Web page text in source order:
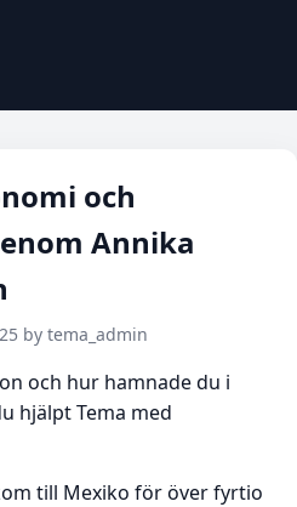
och
Annika
by tema_admin
och hur hamnade du i
hjälpt Tema med
till Mexiko för över fyrtio